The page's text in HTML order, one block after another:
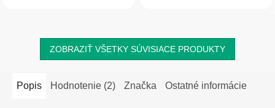
ZOBRAZIŤ VŠETKY SÚVISIACE PRODUKTY
Popis Hodnotenie (2) Značka Ostatné informácie